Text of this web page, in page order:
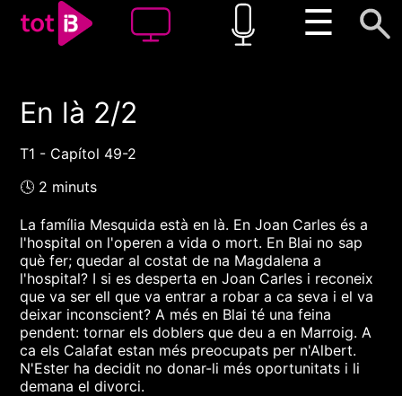
☰
00:00 00:00
1x
En là 2/2
T1 - Capítol 49-2
🕓 2 minuts
La família Mesquida està en là. En Joan Carles és a
l'hospital on l'operen a vida o mort. En Blai no sap
què fer; quedar al costat de na Magdalena a
l'hospital? I si es desperta en Joan Carles i reconeix
que va ser ell que va entrar a robar a ca seva i el va
deixar inconscient? A més en Blai té una feina
pendent: tornar els doblers que deu a en Marroig. A
ca els Calafat estan més preocupats per n'Albert.
N'Ester ha decidit no donar-li més oportunitats i li
demana el divorci.